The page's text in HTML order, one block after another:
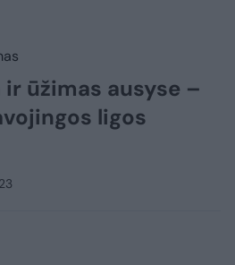
ūžimas ausyse –
ligos